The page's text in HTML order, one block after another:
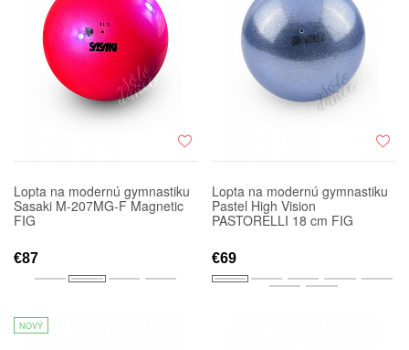
Lopta na modernú gymnastiku
Sasaki M-207MG-F Magnetic
FIG
€87
Lopta na modernú gymnastiku
Pastel High Vision
PASTORELLI 18 cm FIG
€69
NOVÝ